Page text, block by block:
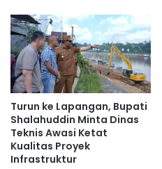
Turun ke Lapangan, Bupati
Shalahuddin Minta Dinas
Teknis Awasi Ketat
Kualitas Proyek
Infrastruktur